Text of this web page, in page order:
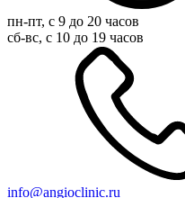
пн-пт, с 9 до 20 часов
сб-вс, с 10 до 19 часов
info@angioclinic.ru